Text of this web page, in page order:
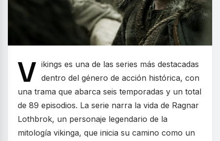
V ikings es una de las series más destacadas
dentro del género de acción histórica, con
una trama que abarca seis temporadas y un total
de 89 episodios. La serie narra la vida de Ragnar
Lothbrok, un personaje legendario de la
mitología vikinga, que inicia su camino como un